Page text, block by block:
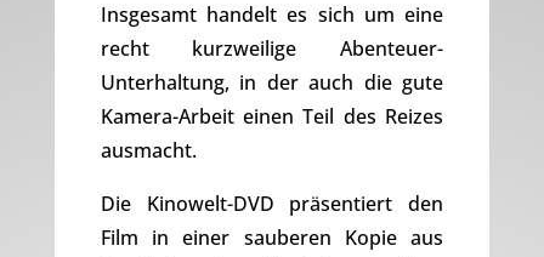
Insgesamt handelt es sich um eine
recht kurzweilige Abenteuer-
Unterhaltung, in der auch die gute
Kamera-Arbeit einen Teil des Reizes
ausmacht.
Die Kinowelt-DVD präsentiert den
Film in einer sauberen Kopie aus